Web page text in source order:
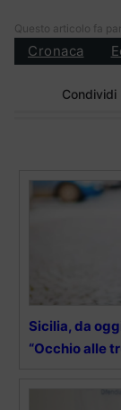
Questo articolo fa
Cronaca
Condividi
Sicilia, da
“Occhio alle